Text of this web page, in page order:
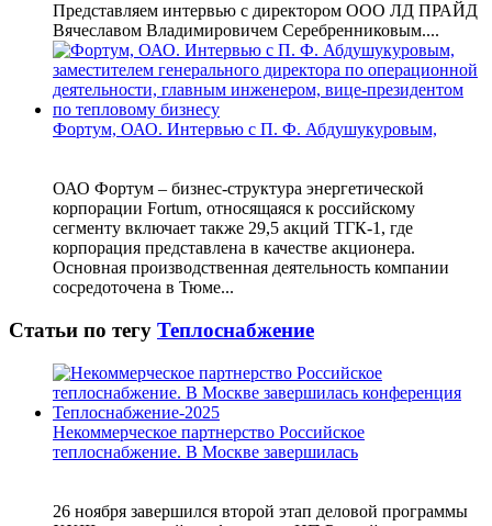
Представляем интервью с директором ООО ЛД ПРАЙД
Вячеславом Владимировичем Серебренниковым....
Фортум, ОАО. Интервью с П. Ф. Абдушукуровым,
ОАО Фортум – бизнес-структура энергетической
корпорации Fortum, относящаяся к российскому
сегменту включает также 29,5 акций ТГК-1, где
корпорация представлена в качестве акционера.
Основная производственная деятельность компании
сосредоточена в Тюме...
Статьи по тегу Теплоснабжение
Некоммерческое партнерство Российское
теплоснабжение. В Москве завершилась
26 ноября завершился второй этап деловой программы